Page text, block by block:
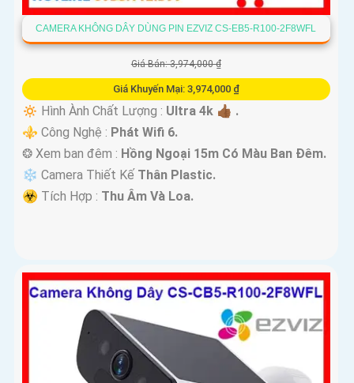
CAMERA KHÔNG DÂY DÙNG PIN EZVIZ CS-EB5-R100-2F8WFL
Giá Bán: 3,974,000 ₫
Giá Khuyến Mại: 3,974,000 ₫
🔅 Hình Ành Chất Lượng : Ultra 4k 👍🏾 .
⚜️ Công Nghệ : Phát Wifi 6.
❂ Xem ban đêm : Hồng Ngoại 15m Có Màu Ban Ðêm.
❄ Camera Thiết Kế Thân Plastic.
️☣️ Tích Hợp : Thu Âm Và Loa.